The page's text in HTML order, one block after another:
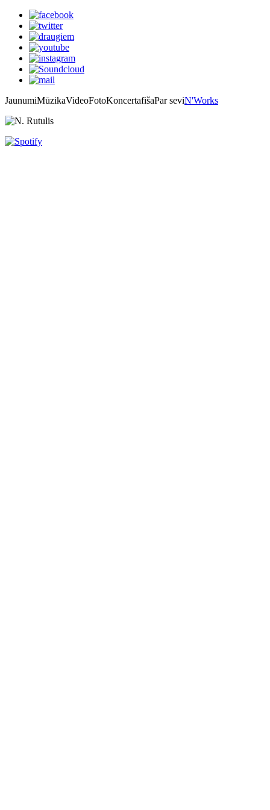
JaunumiMūzikaVideoFotoKoncertafišaPar seviN'Works